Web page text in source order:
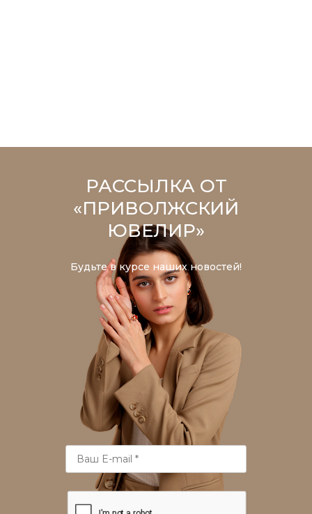
РАССЫЛКА ОТ
«ПРИВОЛЖСКИЙ
ЮВЕЛИР»
Будьте в курсе наших новостей!